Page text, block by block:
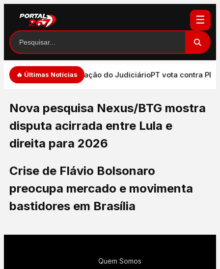
☰
🔥 Últimas Notícias
de expressão e atuação do JudiciárioPT vota contra PEC
Nova pesquisa Nexus/BTG mostra
disputa acirrada entre Lula e
direita para 2026
Crise de Flávio Bolsonaro
preocupa mercado e movimenta
bastidores em Brasília
Quem Somos